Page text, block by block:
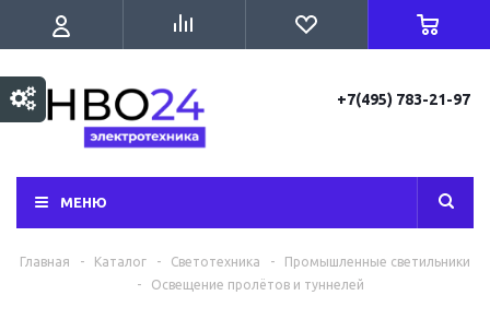
+7(495) 783-21-97
МЕНЮ
Главная - Каталог - Светотехника -
Промышленные светильники
-
Освещение пролётов и туннелей